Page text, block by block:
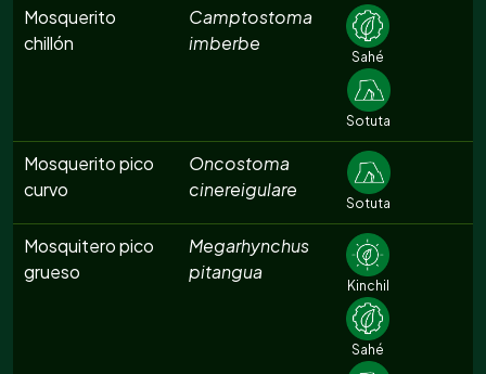
Mosquerito
chillón
Camptostoma
imberbe
Sahé
Sotuta
Mosquerito pico
curvo
Oncostoma
cinereigulare
Sotuta
Mosquitero pico
grueso
Megarhynchus
pitangua
Kinchil
Sahé